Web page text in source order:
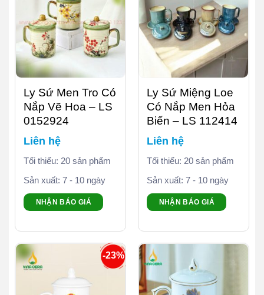
Ly Sứ Men Tro Có
Nắp Vẽ Hoa – LS
0152924
Liên hệ
Tối thiểu: 20 sản phẩm
Sản xuất: 7 - 10 ngày
NHẬN BÁO GIÁ
Ly Sứ Miệng Loe
Có Nắp Men Hỏa
Biến – LS 112414
Liên hệ
Tối thiểu: 20 sản phẩm
Sản xuất: 7 - 10 ngày
NHẬN BÁO GIÁ
-23%